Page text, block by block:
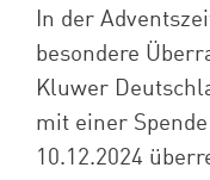
In der
besondere
Kluwer
mit einer
10.12.2024